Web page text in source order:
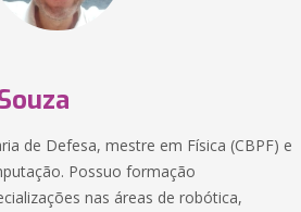
de Defesa, mestre em Física (CBPF) e
Possuo formação
nas áreas de robótica,